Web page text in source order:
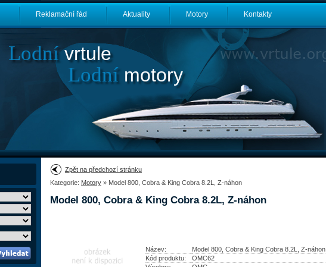
Reklamační řád Aktuality Motory Kontakty
Lodnívrtule
Lodnímotory
Zpět na předchozí stránku
Kategorie: Motory » Model 800, Cobra & King Cobra 8.2L, Z-náhon
Model 800, Cobra & King Cobra 8.2L, Z-náhon
Název:
Model 800, Cobra & King Cobra 8.2L, Z-náhon
Kód produktu:
OMC62